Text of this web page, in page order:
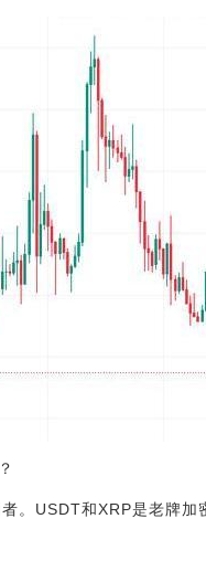
。USDT和XRP是老牌加